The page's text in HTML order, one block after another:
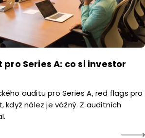
Series A: co si investor
auditu pro Series A, red flags pro
když nález je vážný. Z auditních